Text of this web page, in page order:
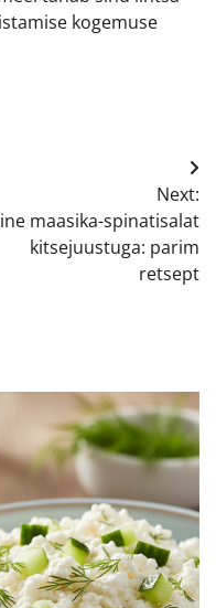
kogemuse
Next:
maasika-spinatisalat
kitsejuustuga: parim
retsept